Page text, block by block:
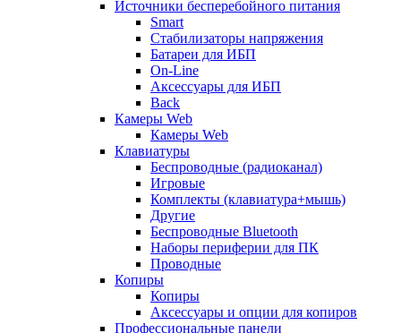
Источники бесперебойного питания
Smart
Стабилизаторы напряжения
Батареи для ИБП
On-Line
Аксессуары для ИБП
Back
Камеры Web
Камеры Web
Клавиатуры
Беспроводные (радиоканал)
Игровые
Комплекты (клавиатура+мышь)
Другие
Беспроводные Bluetooth
Наборы периферии для ПК
Проводные
Копиры
Копиры
Аксессуары и опции для копиров
Профессиональные панели